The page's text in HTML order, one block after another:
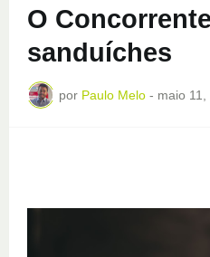
O
sanduíches
por Paulo Melo - maio 11,